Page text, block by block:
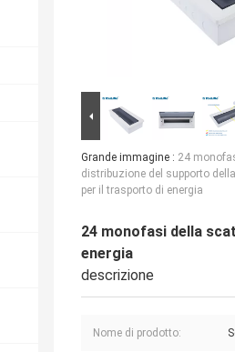
Grande immagine : 24
distribuzione del supporto
per il trasporto di energia
24 monofasi della
energia
descrizione
Nome di prodotto: